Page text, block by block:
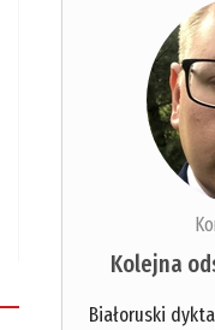
Kolejna
Białoruski